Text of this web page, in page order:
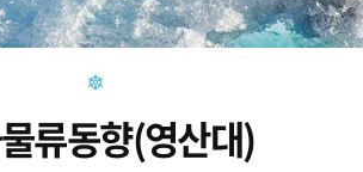
류동향(영산대)